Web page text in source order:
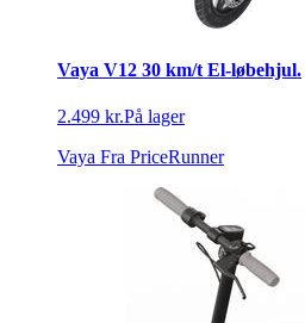
Vaya V12 30 km/t El-løbehjul.
2.499 kr.På lager
Vaya Fra PriceRunner